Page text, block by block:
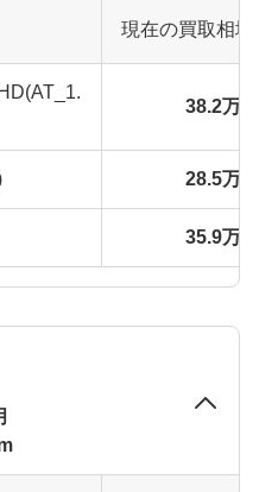
現在の買取相
38.2万
28.5万
35.9万